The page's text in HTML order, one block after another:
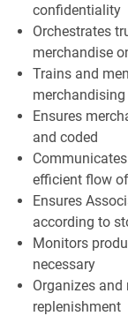
confidentiality
Orchestrates
merchandise
Trains and
Ensures
and coded
efficient flow
Ensures
according to
Monitors
necessary
Organizes
replenishment